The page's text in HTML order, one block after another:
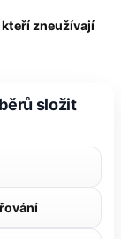
kteří zneužívají
složit